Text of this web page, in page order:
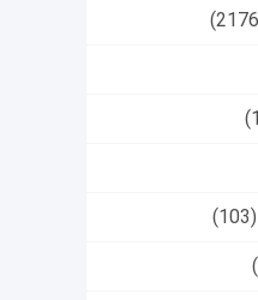
(103)